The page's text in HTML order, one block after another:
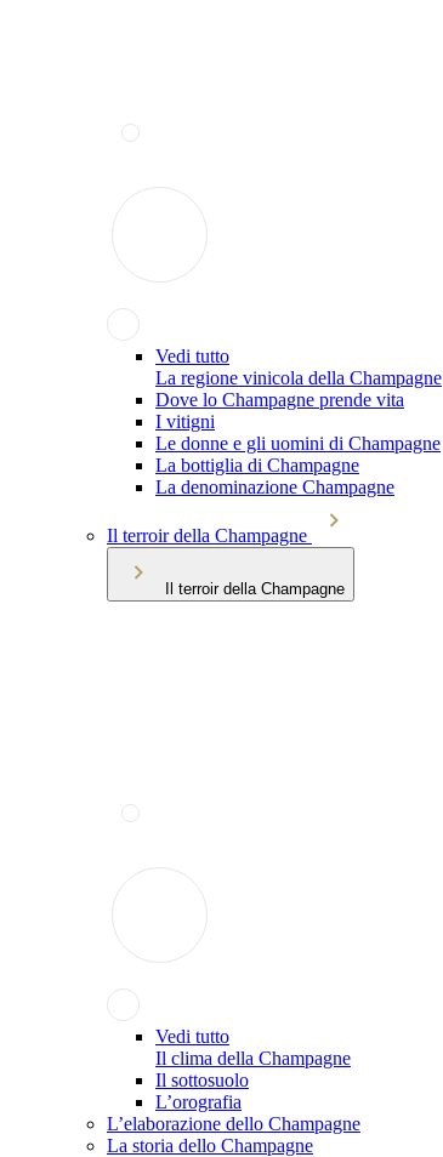
Vedi tutto
La regione vinicola della Champagne
Dove lo Champagne prende vita
I vitigni
Le donne e gli uomini di Champagne
La bottiglia di Champagne
La denominazione Champagne
Il terroir della Champagne
Il terroir della Champagne
Vedi tutto
Il clima della Champagne
Il sottosuolo
L’orografia
L’elaborazione dello Champagne
La storia dello Champagne